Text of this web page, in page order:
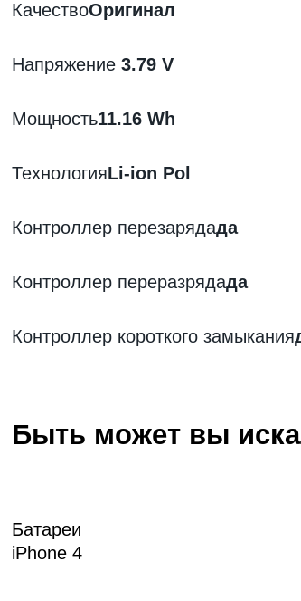
КачествоОригинал
Напряжение 3.79 V
Мощность11.16 Wh
ТехнологияLi-ion Pol
Контроллер перезарядада
Контроллер переразрядада
Контроллер короткого замыкания
Быть может вы
Батареи
iPhone 4